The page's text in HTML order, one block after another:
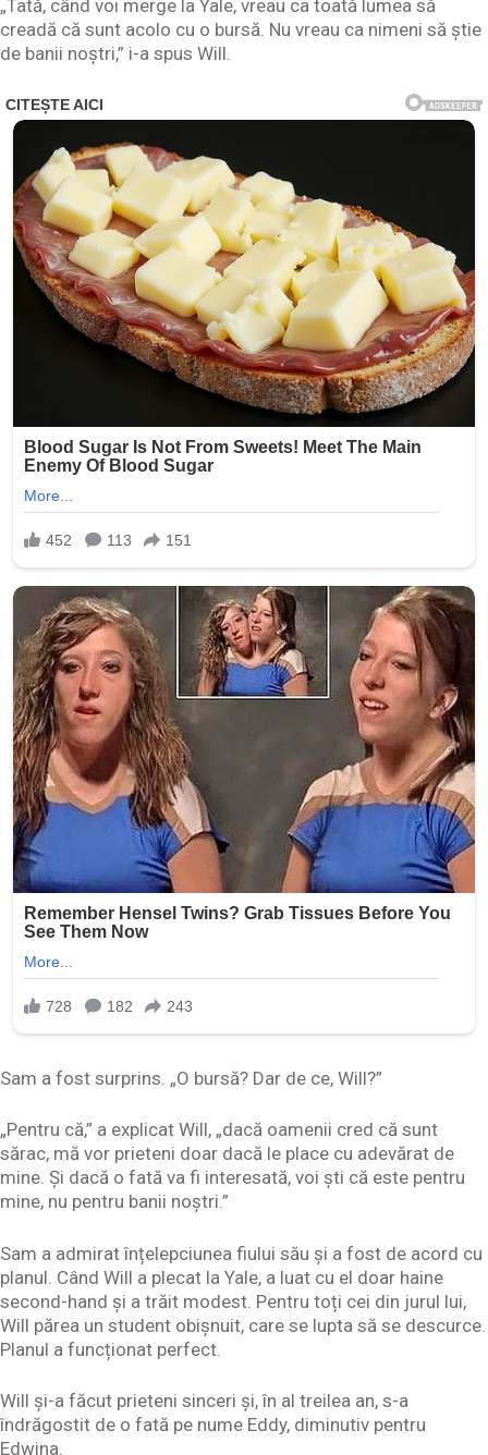
„Tată, când voi merge la Yale, vreau ca toată lumea să
creadă că sunt acolo cu o bursă. Nu vreau ca nimeni să știe
de banii noștri,” i-a spus Will.
Sam a fost surprins. „O bursă? Dar de ce, Will?”
„Pentru că,” a explicat Will, „dacă oamenii cred că sunt
sărac, mă vor prieteni doar dacă le place cu adevărat de
mine. Și dacă o fată va fi interesată, voi ști că este pentru
mine, nu pentru banii noștri.”
Sam a admirat înțelepciunea fiului său și a fost de acord cu
planul. Când Will a plecat la Yale, a luat cu el doar haine
second-hand și a trăit modest. Pentru toți cei din jurul lui,
Will părea un student obișnuit, care se lupta să se descurce.
Planul a funcționat perfect.
Will și-a făcut prieteni sinceri și, în al treilea an, s-a
îndrăgostit de o fată pe nume Eddy, diminutiv pentru
Edwina.